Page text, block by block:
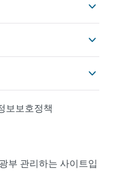
보보호정책
부 관리하는 사이트입